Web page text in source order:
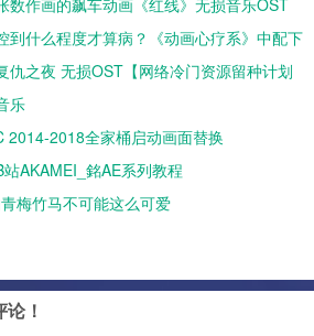
下载【网络冷门资源留种计划第3
到什么程度才算病？《动画心疗系》中配下
划第2期】
仇之夜 无损OST【网络冷门资源留种计划
乐
2014-2018全家桶启动画面替换
AKAMEI_銘AE系列教程
梅竹马不可能这么可爱
！